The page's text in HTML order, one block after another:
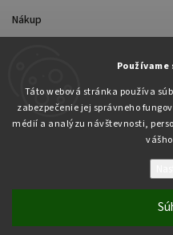
Táto webová stránka používa
zabezpečenie jej správneho
médií a analýzu návštevnosti,
Nákup
Copyright 2026
Upraviť